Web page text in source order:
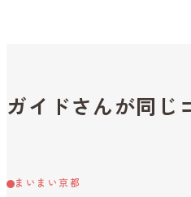
ガイドさんが同じ
まいまい京都